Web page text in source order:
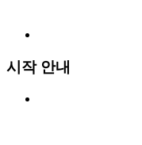
시작 안내